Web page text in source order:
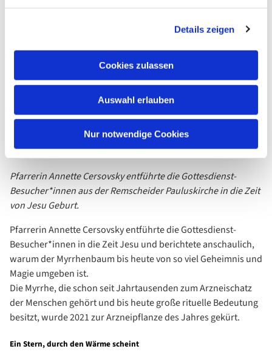
Details zeigen
Cookies zulassen
Auswahl erlauben
Nur notwendige Cookies
Pfarrerin Annette Cersovsky entführte die Gottesdienst-
Besucher*innen aus der Remscheider Pauluskirche in die Zeit
von Jesu Geburt.
Pfarrerin Annette Cersovsky entführte die Gottesdienst-
Besucher*innen in die Zeit Jesu und berichtete anschaulich,
warum der Myrrhenbaum bis heute von so viel Geheimnis und
Magie umgeben ist.
Die Myrrhe, die schon seit Jahrtausenden zum Arzneischatz
der Menschen gehört und bis heute große rituelle Bedeutung
besitzt, wurde 2021 zur Arzneipflanze des Jahres gekürt.
Ein Stern, durch den Wärme scheint